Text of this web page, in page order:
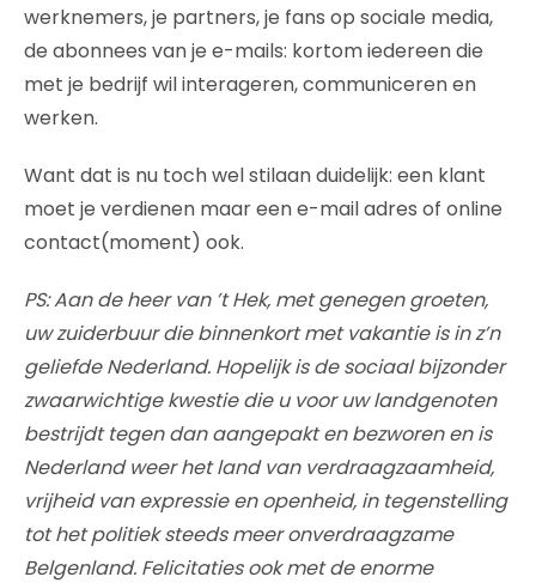
werknemers, je partners, je fans op sociale media,
de abonnees van je e-mails: kortom iedereen die
met je bedrijf wil interageren, communiceren en
werken.
Want dat is nu toch wel stilaan duidelijk: een klant
moet je verdienen maar een e-mail adres of online
contact(moment) ook.
PS: Aan de heer van ’t Hek, met genegen groeten,
uw zuiderbuur die binnenkort met vakantie is in z’n
geliefde Nederland. Hopelijk is de sociaal bijzonder
zwaarwichtige kwestie die u voor uw landgenoten
bestrijdt tegen dan aangepakt en bezworen en is
Nederland weer het land van verdraagzaamheid,
vrijheid van expressie en openheid, in tegenstelling
tot het politiek steeds meer onverdraagzame
Belgenland. Felicitaties ook met de enorme